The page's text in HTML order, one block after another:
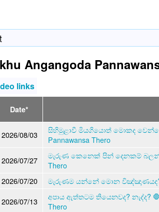
Angangoda
links
Date*
2026/08/03
සිහිමුළාවී මියගියොත් මොකද
Pannawansa Thero
2026/07/27
මැරුණ කෙනෙක් පින් දෙනකම් බලන්
Thero
2026/07/20 මැරුණම යන්නේ මොන විඤ්ඤාණයද?
2026/07/13
අපාය ඇත්තටම තියෙනවද? නැද්ද?
Thero